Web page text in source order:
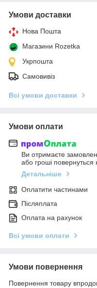
Умови доставки
Нова Пошта
Магазини Rozetka
Укрпошта
Самовивіз
Всі умови доставки
Умови оплати
Ви отримаєте
або гроші повернуться
Детальніше
Оплатити частинами
Післяплата
Оплата на рахунок
Всі умови оплати
Умови повернення
Повернення товару